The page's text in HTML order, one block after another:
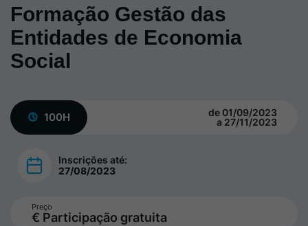
Formação Gestão das
Entidades de Economia
Social
100H
de 01/09/2023
a 27/11/2023
Inscrições até:
27/08/2023
Preço
€ Participação gratuita